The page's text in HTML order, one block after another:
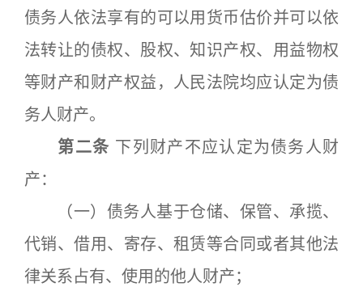
债务人依法享有的可以用货币估价并可以依
法转让的债权、股权、知识产权、用益物权
等财产和财产权益，人民法院均应认定为债
务人财产。
第二条 下列财产不应认定为债务人财
产：
（一）债务人基于仓储、保管、承揽、
代销、借用、寄存、租赁等合同或者其他法
律关系占有、使用的他人财产；